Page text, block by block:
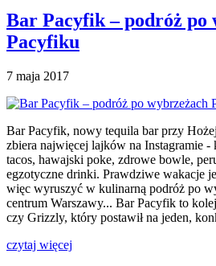
Bar Pacyfik – podróż po
Pacyfiku
7 maja 2017
Bar Pacyfik, nowy tequila bar przy
zbiera najwięcej lajków na Instagramie
tacos, hawajski poke, zdrowe bowle,
egzotyczne drinki. Prawdziwe wakacje
więc wyruszyć w kulinarną podróż po
centrum Warszawy... Bar Pacyfik to
czy Grizzly, który postawił na jeden,
czytaj więcej